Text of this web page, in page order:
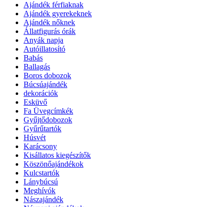
Ajándék férfiaknak
Ajándék gyerekeknek
Ajándék nőknek
Állatfigurás órák
Anyák napja
Autóillatosító
Babás
Ballagás
Boros dobozok
Búcsúajándék
dekorációk
Esküvő
Fa Üvegcímkék
Gyűjtődobozok
Gyűrűtartók
Húsvét
Karácsony
Kisállatos kiegészítők
Köszönőajándékok
Kulcstartók
Lánybúcsú
Meghívók
Nászajándék